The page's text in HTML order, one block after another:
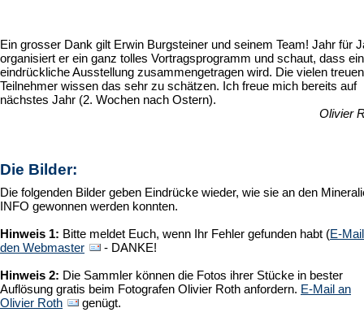
Ein grosser Dank gilt Erwin Burgsteiner und seinem Team! Jahr für
organisiert er ein ganz tolles Vortragsprogramm und schaut, dass
eindrückliche Ausstellung zusammengetragen wird. Die vielen treuen
Teilnehmer wissen das sehr zu schätzen. Ich freue mich bereits auf
nächstes Jahr (2. Wochen nach Ostern).
Olivier
Die Bilder:
Die folgenden Bilder geben Eindrücke wieder, wie sie an den
INFO gewonnen werden konnten.
Hinweis 1: Bitte meldet Euch, wenn Ihr Fehler gefunden habt (E-
den Webmaster
- DANKE!
Hinweis 2: Die Sammler können die Fotos ihrer Stücke in bester
Auflösung gratis beim Fotografen Olivier Roth anfordern. E-Mail an
Olivier Roth
genügt.